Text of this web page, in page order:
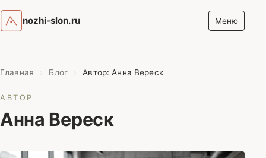
nozhi-slon.ru Меню
Главная › Блог › Автор: Анна Вереск
АВТОР
Анна Вереск